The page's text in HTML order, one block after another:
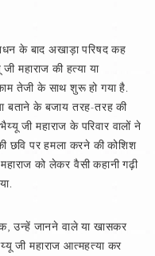
के बाद अखाड़ा परिषद कह
महाराज की हत्या या
तेजी के साथ शुरू हो गया है.
बताने के बजाय तरह-तरह की
जी महाराज के परिवार वालों ने
छवि पर हमला करने की कोशिश
को लेकर वैसी कहानी गढ़ी
उन्हें जानने वाले या खासकर
जी महाराज आत्महत्या कर